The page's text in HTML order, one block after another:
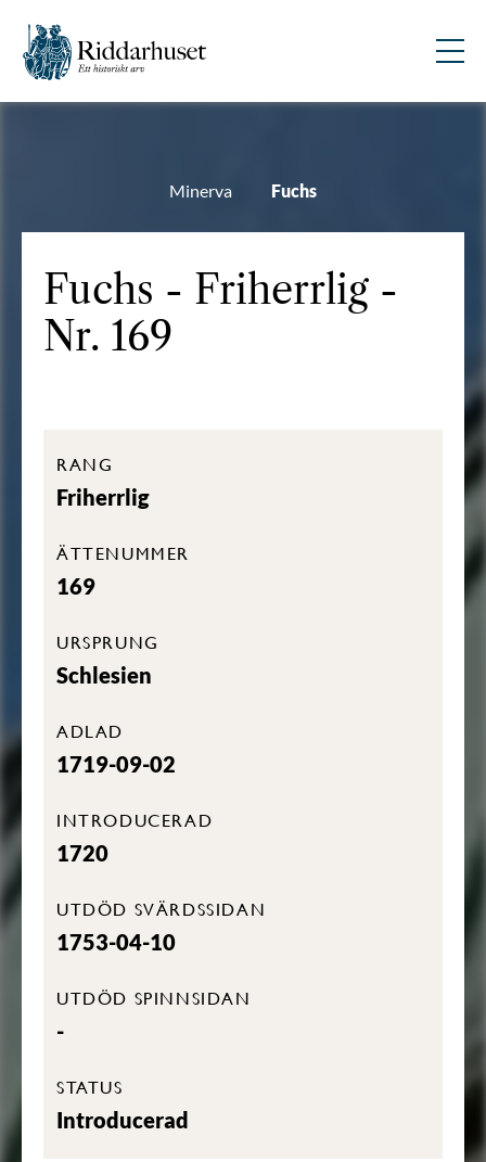
Minerva Fuchs
Fuchs - Friherrlig -
Nr. 169
RANG
Friherrlig
ÄTTENUMMER
169
URSPRUNG
Schlesien
ADLAD
1719-09-02
INTRODUCERAD
1720
UTDÖD SVÄRDSSIDAN
1753-04-10
UTDÖD SPINNSIDAN
-
STATUS
Introducerad